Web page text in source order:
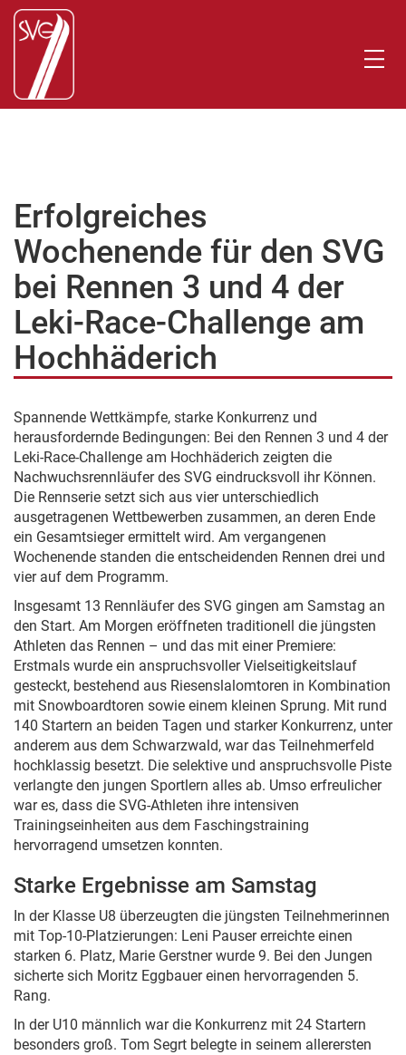
Erfolgreiches
Wochenende für den SVG
bei Rennen 3 und 4 der
Leki-Race-Challenge am
Hochhäderich
Spannende Wettkämpfe, starke Konkurrenz und
herausfordernde Bedingungen: Bei den Rennen 3 und 4 der
Leki-Race-Challenge am Hochhäderich zeigten die
Nachwuchsrennläufer des SVG eindrucksvoll ihr Können.
Die Rennserie setzt sich aus vier unterschiedlich
ausgetragenen Wettbewerben zusammen, an deren Ende
ein Gesamtsieger ermittelt wird. Am vergangenen
Wochenende standen die entscheidenden Rennen drei und
vier auf dem Programm.
Insgesamt 13 Rennläufer des SVG gingen am Samstag an
den Start. Am Morgen eröffneten traditionell die jüngsten
Athleten das Rennen – und das mit einer Premiere:
Erstmals wurde ein anspruchsvoller Vielseitigkeitslauf
gesteckt, bestehend aus Riesenslalomtoren in Kombination
mit Snowboardtoren sowie einem kleinen Sprung. Mit rund
140 Startern an beiden Tagen und starker Konkurrenz, unter
anderem aus dem Schwarzwald, war das Teilnehmerfeld
hochklassig besetzt. Die selektive und anspruchsvolle Piste
verlangte den jungen Sportlern alles ab. Umso erfreulicher
war es, dass die SVG-Athleten ihre intensiven
Trainingseinheiten aus dem Faschingstraining
hervorragend umsetzen konnten.
Starke Ergebnisse am Samstag
In der Klasse U8 überzeugten die jüngsten Teilnehmerinnen
mit Top-10-Platzierungen: Leni Pauser erreichte einen
starken 6. Platz, Marie Gerstner wurde 9. Bei den Jungen
sicherte sich Moritz Eggbauer einen hervorragenden 5.
Rang.
In der U10 männlich war die Konkurrenz mit 24 Startern
besonders groß. Tom Segrt belegte in seinem allerersten